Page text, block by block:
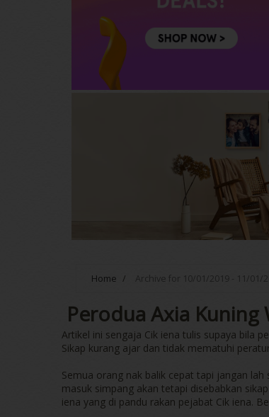
Home / Archive for 10/01/2019 - 11/01/
Perodua Axia Kuning
Artikel ini sengaja Cik iena tulis supaya bila
Sikap kurang ajar dan tidak mematuhi
Semua orang nak balik cepat tapi jangan
masuk simpang akan tetapi disebabkan
iena yang di pandu rakan pejabat Cik iena.